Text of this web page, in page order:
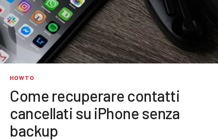
HOWTO
Come recuperare contatti
cancellati su iPhone senza
backup